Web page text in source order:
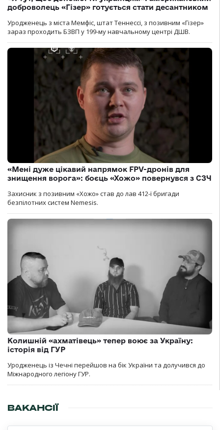
доброволець «Гізер» готується стати десантником
Уродженець з міста Мемфіс, штат Теннессі, з позивним «Гізер»
зараз проходить БЗВП у 199-му навчальному центрі ДШВ.
«Мені дуже цікавий напрямок FPV-дронів для
знищення ворога»: боєць «Хожо» повернувся з СЗЧ
Захисник з позивним «Хожо» став до лав 412-ї бригади
безпілотних систем Nemesis.
Колишній «ахматівець» тепер воює за Україну:
історія від ГУР
Уродженець із Чечні перейшов на бік України та долучився до
Міжнародного легіону ГУР.
ВАКАНСІЇ